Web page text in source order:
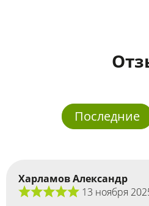
Последние
Харламов Александр
13 ноября